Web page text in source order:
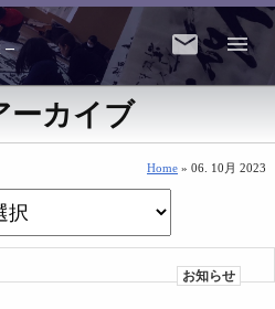
ーカイブ
Home » 06. 10月 2023
お知らせ